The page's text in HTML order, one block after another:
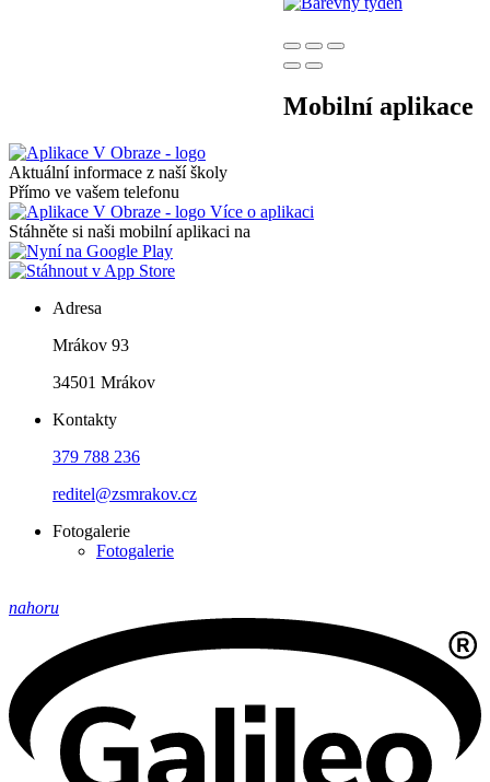
Mobilní aplikace
Aktuální informace z naší školy
Přímo ve vašem telefonu
Více o aplikaci
Stáhněte si naši mobilní aplikaci na
Adresa
Mrákov 93
34501 Mrákov
Kontakty
379 788 236
reditel@zsmrakov.cz
Fotogalerie
Fotogalerie
nahoru